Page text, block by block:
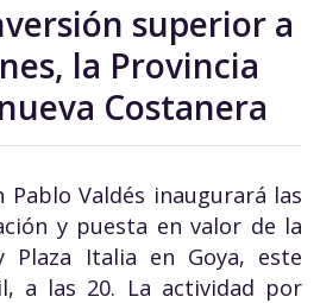
superior a
la Provincia
Costanera
Pablo Valdés inaugurará las
y puesta en valor de la
Plaza Italia en Goya, este
a las 20. La actividad por